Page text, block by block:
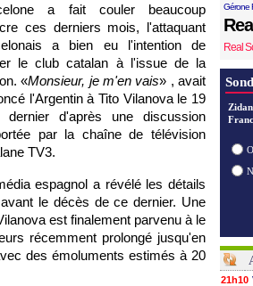
a fait couler beaucoup
ces derniers mois, l'attaquant
a bien eu l'intention de
le club catalan à l'issue de la
«Monsieur, je m'en vais» , avait
l'Argentin à Tito Vilanova le 19
dernier d'après une discussion
par la chaîne de télévision
TV3.
espagnol a révélé les détails
le décès de ce dernier. Une
est finalement parvenu à le
récemment prolongé jusqu'en
des émoluments estimés à 20
Gérone
Real
21h10